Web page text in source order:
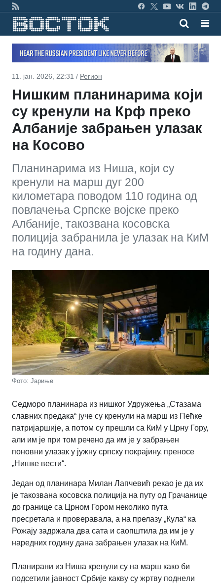
11. јан. 2026, 22:31 / Регион
Нишким планинарима који
су кренули на Крф преко
Албаније забрањен улазак
на Косово
Планинарима из Ниша, који су
кренули на марш дуг 200
километара поводом 110 година од
повлачења Српске војске преко
Албаније, такозвана косовска
полиција забранила је улазак на КиМ
на годину дана.
Фото: Јариње
Седморо планинара из нишког Удружења „Стазама
славних предака“ јуче су кренули на марш из Пећке
патријаршије, а потом су прешли са КиМ у Црну Гору,
али им је при том речено да им је у забрањен
поновни улазак у јужну српску покрајину, преносе
„Нишке вести“.
Један од планинара Милан Лапчевић рекао је да их
је такозвана косовска полиција на путу од Грачанице
до границе са Црном Гором неколико пута
пресретала и проверавала, а на прелазу „Кула“ ка
Рожају задржала два сата и саопштила да им је у
наредних годину дана забрањен улазак на КиМ.
Планирани из Ниша кренули су на марш како би
подсетили јавност Србије какву су жртву поднeли